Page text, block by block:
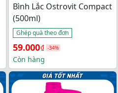
Bình Lắc Ostrovit Compact
(500ml)
Ghép quà theo đơn
Giá
gốc
là:
90.000₫.
59.000₫
Giá
hiện
tại
là:
-34%
Còn hàng